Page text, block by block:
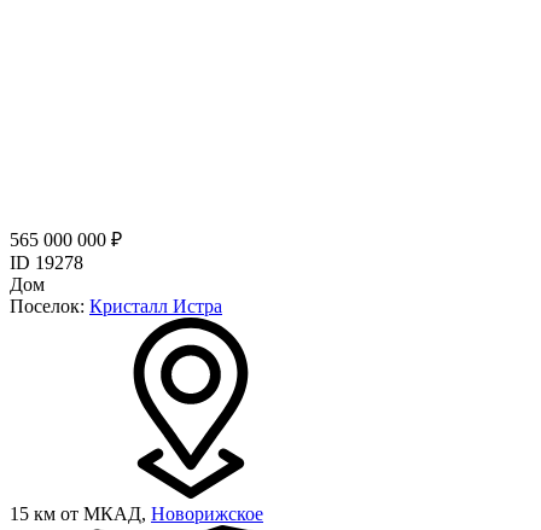
565 000 000 ₽
ID 19278
Дом
Поселок: Кристалл Истра
15 км от МКАД, Новорижское